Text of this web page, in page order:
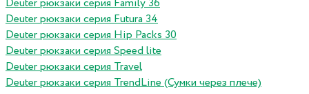
Deuter рюкзаки серия Family 36
Deuter рюкзаки серия Futura 34
Deuter рюкзаки серия Hip Packs 30
Deuter рюкзаки серия Speed lite
Deuter рюкзаки серия Travel
Deuter рюкзаки серия TrendLine (Сумки через плече)